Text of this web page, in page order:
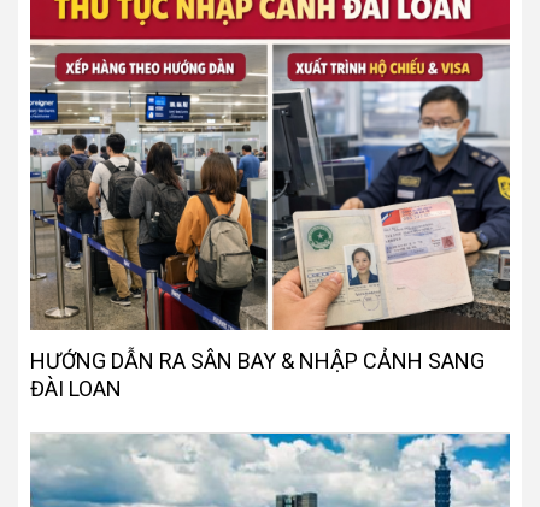
HƯỚNG DẪN RA SÂN BAY & NHẬP CẢNH SANG
ĐÀI LOAN